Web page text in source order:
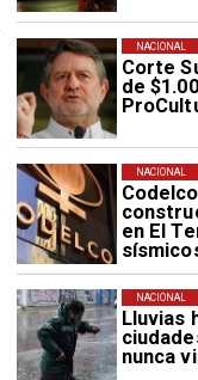
Corte
de
NACIONAL
en El
NACIONAL
Lluvias
nunca
NACIONAL